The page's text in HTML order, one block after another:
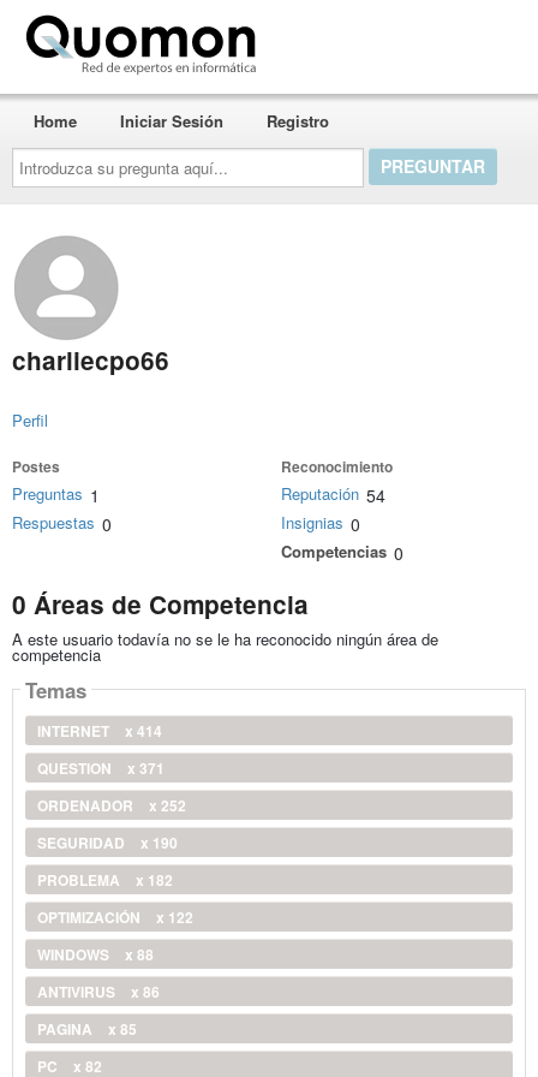
Introduzca
su
pregunta
aquí...
Home Iniciar Sesión Registro
charliecpo66
Perfil
Postes
Preguntas 1
Respuestas 0
Reconocimiento
Reputación 54
Insignias 0
Competencias 0
0 Áreas de Competencia
A este usuario todavía no se le ha reconocido ningún área de
competencia
Temas
INTERNET
x 414
QUESTION
x 371
ORDENADOR
x 252
SEGURIDAD
x 190
PROBLEMA
x 182
OPTIMIZACIÓN
x 122
WINDOWS
x 88
ANTIVIRUS
x 86
PAGINA
x 85
PC
x 82